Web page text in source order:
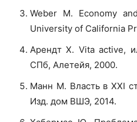
Weber M. Economy
University of California
Арендт X. Vita active,
СПб, Алетейя, 2000.
Манн M. Власть в XXI
Изд. дом ВШЭ, 2014.